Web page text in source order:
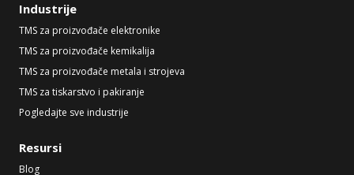
Industrije
TMS za proizvođače elektronike
TMS za proizvođače kemikalija
TMS za proizvođače metala i strojeva
TMS za tiskarstvo i pakiranje
Pogledajte sve industrije
Resursi
Blog